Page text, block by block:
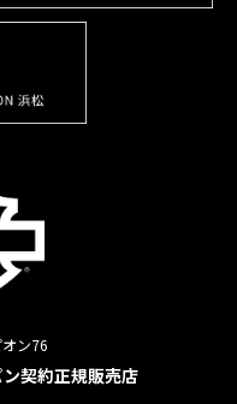
ン76
契約正規販売店